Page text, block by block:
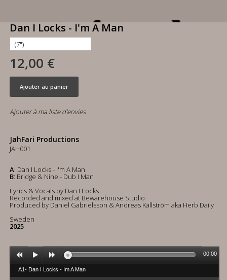
Dan I Locks - I'm A Man
12,00 €
Ajouter au panier
Ajouter à ma liste d'envies
JahFari Productions
JAH001
A: Dan I Locks - I'm A Man
B: Bridge & Nine - Dub I Man
Lyrics & Vocals by Dan I Locks
Recorded and mixed at Bewarehouse Studio
Produced by Daniel Gabrielsson & Andreas Källström aka Herb Daily
Sweden
2025
A1- Dan I Locks - Im A Man
00:00